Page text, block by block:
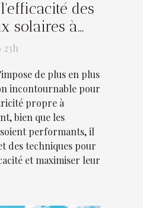
des
solaires à
de plus en plus
incontournable pour
propre à
bien que les
performants, il
des techniques pour
et maximiser leur